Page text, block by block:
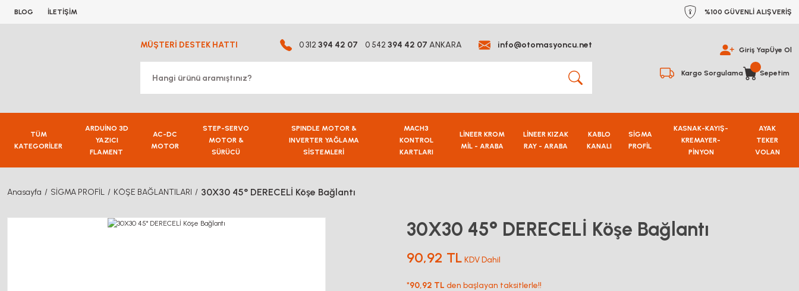
BLOG İLETİŞİM %100 GÜVENLİ ALIŞVERİŞ
MÜŞTERİ DESTEK HATTI 0 312 394 42 07 0 542 394 42 07 ANKARA info@otomasyoncu.net Giriş YapÜye Ol
Kargo Sorgulama Sepetim
TÜM
KATEGORİLER
ARDUİNO 3D
YAZICI
FLAMENT
AC-DC
MOTOR
STEP-SERVO
MOTOR &
SÜRÜCÜ
SPINDLE MOTOR &
INVERTER YAĞLAMA
SİSTEMLERİ
MACH3
KONTROL
KARTLARI
LİNEER KROM
MİL - ARABA
LİNEER KIZAK
RAY - ARABA
KABLO
KANALI
SİGMA
PROFİL
KASNAK-KAYIŞ-
KREMAYER-
PİNYON
AYAK
TEKER
VOLAN
Anasayfa SİGMA PROFİL KÖŞE BAĞLANTILARI 30X30 45° DERECELİ Köşe Bağlantı
30X30 45° DERECELİ Köşe Bağlantı
90,92 TL KDV Dahil
*90,92 TL den başlayan taksitlerle!!